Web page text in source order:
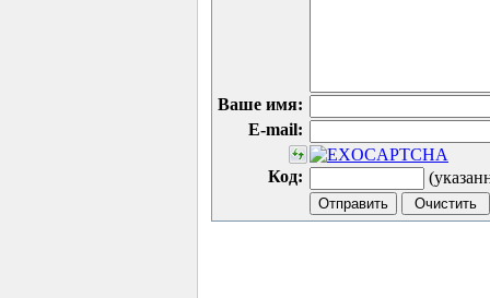
Ваше имя:
E-mail:
Код: